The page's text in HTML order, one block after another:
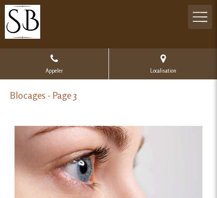
Appeler Localisation
Blocages - Page 3